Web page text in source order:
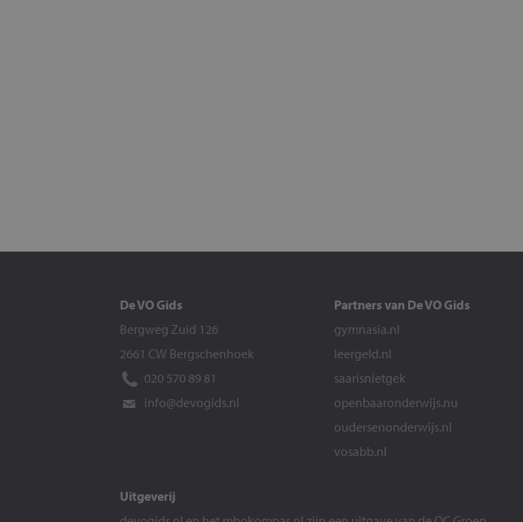
De VO Gids
Bergweg Zuid 126
2661 CW Bergschenhoek
020 570 89 81
info@devogids.nl
Partners van De VO Gids
gymnasia.nl
leergeld.nl
saarisnietgek
openbaaronderwijs.nu
oudersenonderwijs.nl
vosabb.nl
Uitgeverij